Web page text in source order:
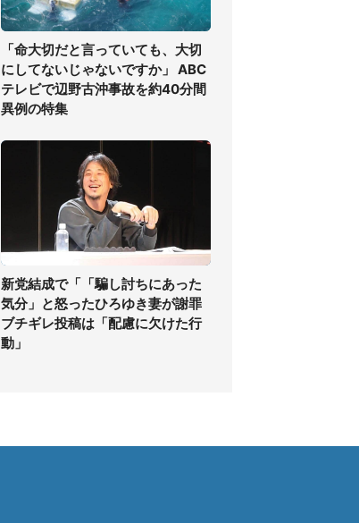
「命大切だと言っていても、大切
にしてないじゃないですか」 ABC
テレビで辺野古沖事故を約40分間
異例の特集
新党結成で「「騙し討ちにあった
気分」と怒ったひろゆき妻が謝罪
ブチギレ投稿は「配慮に欠けた行
動」